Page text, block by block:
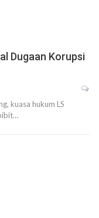
Dugaan Korupsi
kuasa hukum LS